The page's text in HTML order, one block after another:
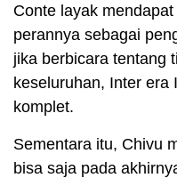
Conte layak
perannya sebagai
jika berbicara tentang
keseluruhan, Inter era
komplet.
Sementara itu, Chivu
bisa saja pada